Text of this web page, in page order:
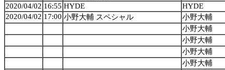
2020/04/02 16:55 HYDE
HYDE
2020/04/02 17:00 小野大輔 スペシャル
小野大輔
小野大輔
小野大輔
小野大輔
小野大輔